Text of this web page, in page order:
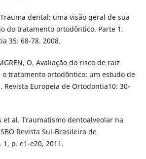
Trauma dental: uma visão geral de sua
do tratamento ortodôntico. Parte 1.
35: 68-78. 2008.
O. Avaliação do risco de raiz
o tratamento ortodôntico: um estudo de
Revista Europeia de Ortodontia10: 30-
et al. Traumatismo dentoalveolar na
Revista Sul-Brasileira de
p. e1-e20, 2011.